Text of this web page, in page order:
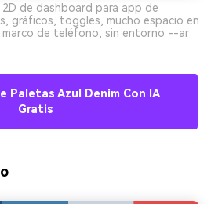
2D de dashboard para app de
gráficos, toggles, mucho espacio en
marco de teléfono, sin entorno --ar
Paletas Azul Denim Con IA
Gratis